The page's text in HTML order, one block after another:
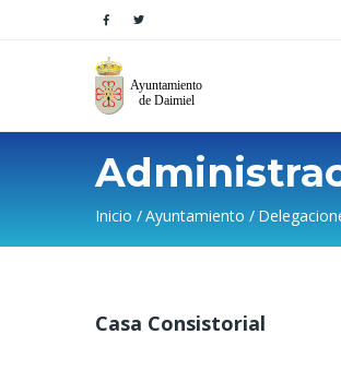
de
Inicio Ayuntamiento
Casa Consistorial